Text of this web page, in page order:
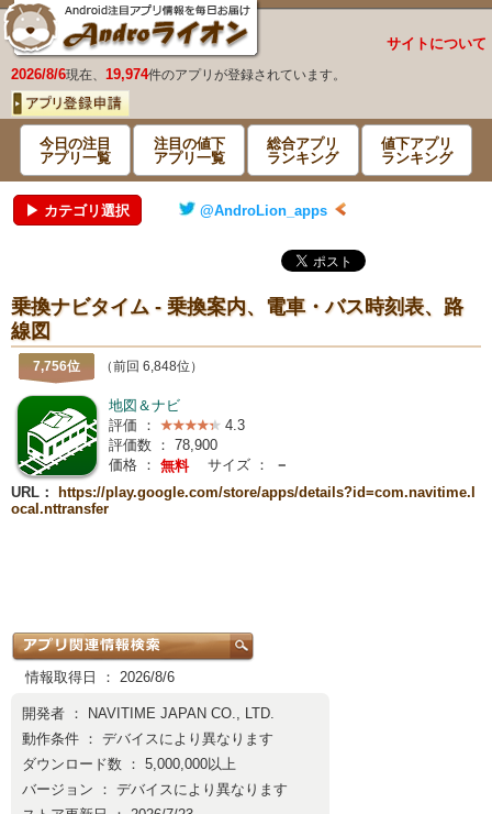
サイトについて
2026/8/6現在、 19,974件のアプリが登録されています。
今日の注目
アプリ一覧
注目の値下
アプリ一覧
総合アプリ
ランキング
値下アプリ
ランキング
▶ カテゴリ選択 @AndroLion_apps
乗換ナビタイム - 乗換案内、電車・バス時刻表、路
線図
7,756位 （前回 6,848位）
地図＆ナビ
評価 ：
4.3
評価数 ： 78,900
価格 ： 無料 サイズ ：
－
URL：
https://play.google.com/store/apps/details?id=com.navitime.l
ocal.nttransfer
情報取得日 ： 2026/8/6
開発者 ：
NAVITIME JAPAN CO., LTD.
動作条件 ： デバイスにより異なります
ダウンロード数 ： 5,000,000以上
バージョン ： デバイスにより異なります